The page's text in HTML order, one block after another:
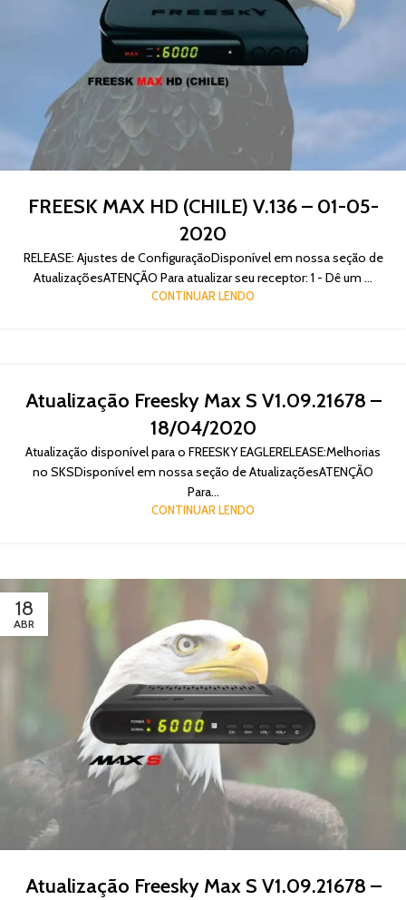
FREESK MAX HD (CHILE) V.136 – 01-05-
2020
RELEASE: Ajustes de ConfiguraçãoDisponível em nossa seção de
AtualizaçõesATENÇÃO Para atualizar seu receptor: 1 - Dê um ...
CONTINUAR LENDO
Atualização Freesky Max S V1.09.21678 –
18/04/2020
Atualização disponível para o FREESKY EAGLERELEASE:Melhorias
no SKSDisponível em nossa seção de AtualizaçõesATENÇÃO
Para...
CONTINUAR LENDO
18
ABR
Atualização Freesky Max S V1.09.21678 –